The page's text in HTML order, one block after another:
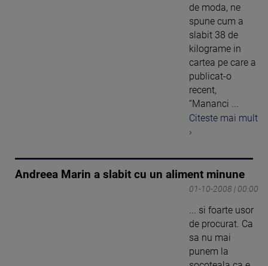
de moda, ne
spune cum a
slabit 38 de
kilograme in
cartea pe care a
publicat-o
recent,
“Mananci ...
Citeste mai mult
›
Andreea Marin a slabit cu un aliment minune
01-10-2008 | 00:00
... si foarte usor
de procurat. Ca
sa nu mai
punem la